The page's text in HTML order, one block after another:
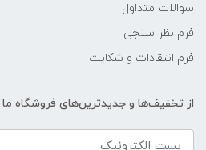
سوالات متداول
فرم نظر سنجی
فرم انتقادات و شکایت
از تخفیف‌ها و جدیدترین‌های فروشگاه ما